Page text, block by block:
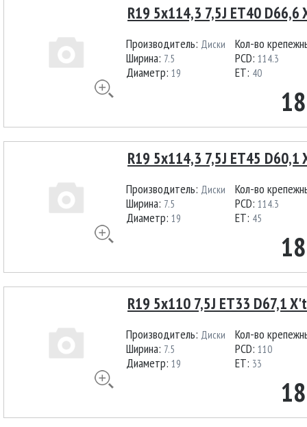
R19 5x114,3 7,5J ET40 D66,6
Производитель: Диски
Ширина: 7.5
Диаметр: 19
Кол-во
PCD: 114.3
ET: 40
R19 5x114,3 7,5J ET45 D60,1
Производитель: Диски
Ширина: 7.5
Диаметр: 19
Кол-во
PCD: 114.3
ET: 45
R19 5x110 7,5J ET33 D67,1
Производитель: Диски
Ширина: 7.5
Диаметр: 19
Кол-во
PCD: 110
ET: 33